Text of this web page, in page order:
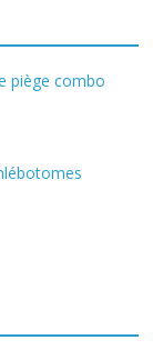
piège combo